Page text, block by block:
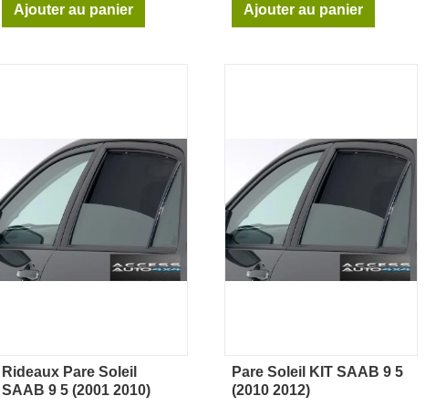
Ajouter au panier Ajouter au panier
Aperçu rapide
Rideaux Pare Soleil
SAAB 9 5 (2001 2010)
Aperçu rapide
Pare Soleil KIT SAAB 9 5
(2010 2012)